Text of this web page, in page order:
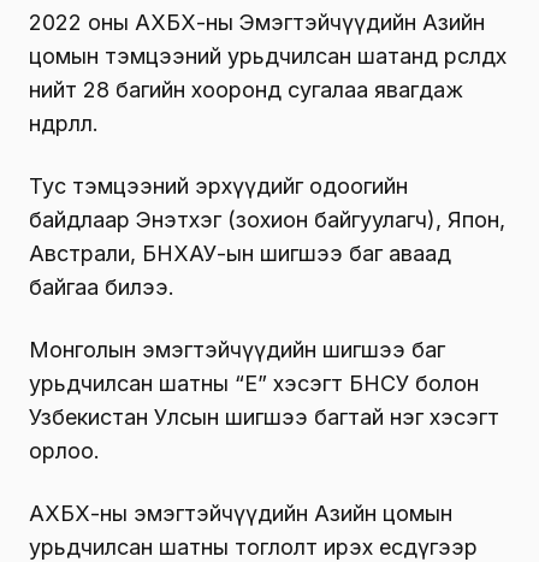
2022 оны АХБХ-ны Эмэгтэйчүүдийн Азийн
цомын тэмцээний урьдчилсан шатанд өрсөлдөх
нийт 28 багийн хооронд сугалаа явагдаж
өндөрлөлөө.
Тус тэмцээний эрхүүдийг одоогийн
байдлаар Энэтхэг (зохион байгуулагч), Япон,
Австрали, БНХАУ-ын шигшээ баг аваад
байгаа билээ.
Монголын эмэгтэйчүүдийн шигшээ баг
урьдчилсан шатны “Е” хэсэгт БНСУ болон
Узбекистан Улсын шигшээ багтай нэг хэсэгт
орлоо.
АХБХ-ны эмэгтэйчүүдийн Азийн цомын
урьдчилсан шатны тоглолт ирэх есдүгээр